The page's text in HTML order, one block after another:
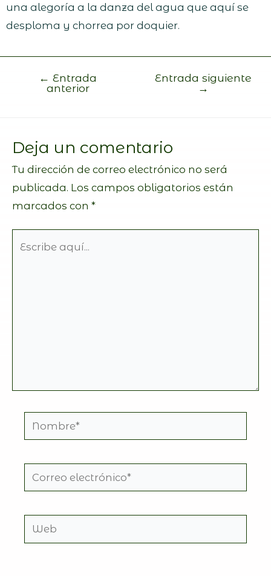
una alegoría a la danza del agua que aquí se
desploma y chorrea por doquier.
← Entrada
anterior
Entrada siguiente
→
Deja un comentario
Tu dirección de correo electrónico no será
publicada. Los campos obligatorios están
marcados con *